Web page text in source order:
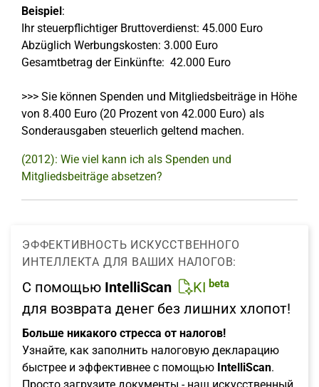
Beispiel:
Ihr steuerpflichtiger Bruttoverdienst: 45.000 Euro
Abzüglich Werbungskosten: 3.000 Euro
Gesamtbetrag der Einkünfte: 42.000 Euro
>>> Sie können Spenden und Mitgliedsbeiträge in Höhe
von 8.400 Euro (20 Prozent von 42.000 Euro) als
Sonderausgaben steuerlich geltend machen.
(2012): Wie viel kann ich als Spenden und
Mitgliedsbeiträge absetzen?
ЭФФЕКТИВНОСТЬ ИСКУССТВЕННОГО
ИНТЕЛЛЕКТА ДЛЯ ВАШИХ НАЛОГОВ:
С помощью IntelliScan KI beta
для возврата денег без лишних хлопот!
Больше никакого стресса от налогов!
Узнайте, как заполнить налоговую декларацию
быстрее и эффективнее с помощью IntelliScan.